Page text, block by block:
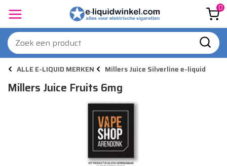
0
ALLE E-LIQUID MERKEN Millers Juice Silverline e-liquid
Millers Juice Fruits 6mg